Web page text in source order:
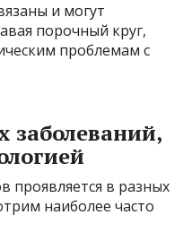
и могут
порочный круг,
проблемам с
проявляется в разных
наиболее часто